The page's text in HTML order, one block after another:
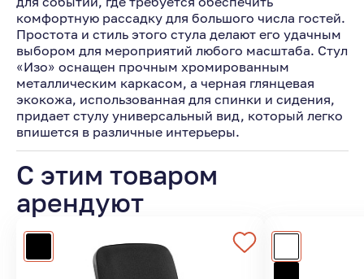
комфортную рассадку для большого числа гостей.
Простота и стиль этого стула делают его удачным
выбором для мероприятий любого масштаба. Стул
«Изо» оснащен прочным хромированным
металлическим каркасом, а черная глянцевая
экокожа, использованная для спинки и сидения,
придает стулу универсальный вид, который легко
впишется в различные интерьеры.
С этим товаром
арендуют